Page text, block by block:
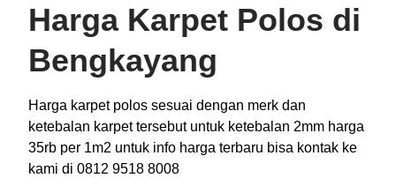
Harga Karpet Polos di
Bengkayang
Harga karpet polos sesuai dengan merk dan
ketebalan karpet tersebut untuk ketebalan 2mm harga
35rb per 1m2 untuk info harga terbaru bisa kontak ke
kami di 0812 9518 8008